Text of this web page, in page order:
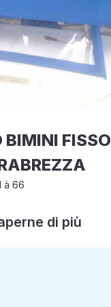
BIMINI FISSO
à 66
di più